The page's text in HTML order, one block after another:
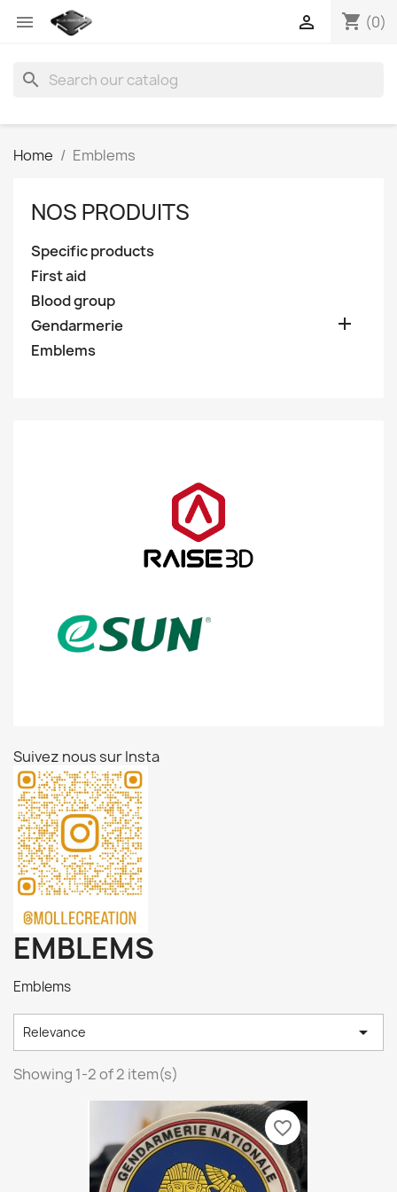
 shopping_cart (0)

search
Home Emblems
NOS PRODUITS
Specific products
First aid
Blood group
Gendarmerie

Emblems
Suivez nous sur Insta
EMBLEMS
Emblems
Relevance 
Showing 1-2 of 2 item(s)
favorite_border